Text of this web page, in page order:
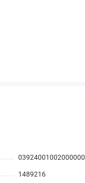
03924001002000000
1489216